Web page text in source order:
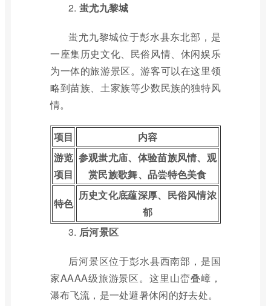
2. 蚩尤九黎城
蚩尤九黎城位于彭水县东北部，是
一座集历史文化、民俗风情、休闲娱乐
为一体的旅游景区。游客可以在这里领
略到苗族、土家族等少数民族的独特风
情。
项目
内容
游览
项目
参观蚩尤庙、体验苗族风情、观
赏民族歌舞、品尝特色美食
特色
历史文化底蕴深厚、民俗风情浓
郁
3. 后河景区
后河景区位于彭水县西南部，是国
家AAAA级旅游景区。这里山峦叠嶂，
瀑布飞流，是一处避暑休闲的好去处。